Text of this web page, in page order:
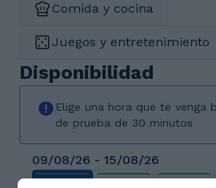
Comida y cocina
Juegos y entretenimiento
Disponibilidad
Elige una hora que te venga
de prueba de 30 minutos
09/08/26 - 15/08/26